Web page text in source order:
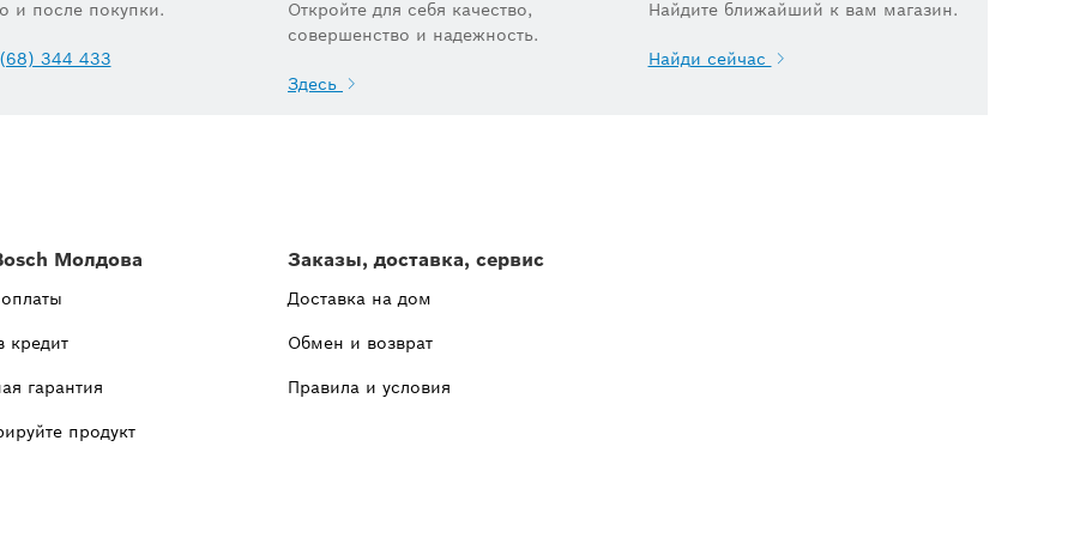
и после покупки.
344 433
Откройте для себя качество,
совершенство и надежность.
Здесь
Найдите ближайший к вам магазин.
Найди сейчас
Молдова
кредит
гарантия
продукт
Заказы, доставка, сервис
Доставка на дом
Обмен и возврат
Правила и условия